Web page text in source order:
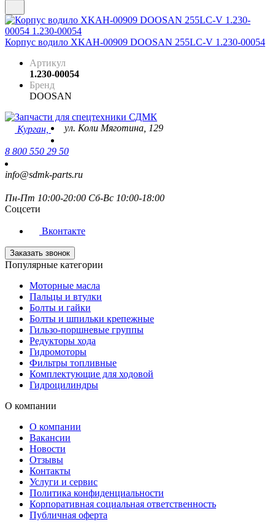
Корпус водило XKAH-00909 DOOSAN 255LC-V 1.230-00054
Артикул
1.230-00054
Бренд
DOOSAN
Курган, ул. Коли Мяготина, 129
8 800 550 29 50
info@sdmk-parts.ru
Пн-Пт 10:00-20:00 Сб-Вс 10:00-18:00
Соцсети
Вконтакте
Заказать звонок
Популярные категории
Моторные масла
Пальцы и втулки
Болты и гайки
Болты и шпильки крепежные
Гильзо-поршневые группы
Редукторы хода
Гидромоторы
Фильтры топливные
Комплектующие для ходовой
Гидроцилиндры
О компании
О компании
Вакансии
Новости
Отзывы
Контакты
Услуги и сервис
Политика конфиденциальности
Корпоративная социальная ответственность
Публичная оферта